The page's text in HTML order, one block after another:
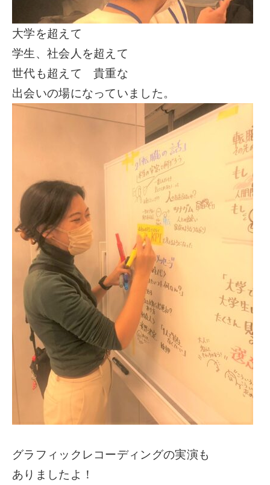
大学を超えて
学生、社会人を超えて
世代も超えて 貴重な
出会いの場になっていました。
グラフィックレコーディングの実演も
ありましたよ！